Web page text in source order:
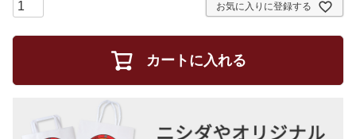
お気に入りに登録する
カートに入れる